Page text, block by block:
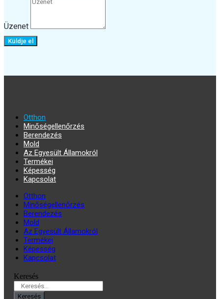
Üzenet
Küldje el
Otthon
Minőségellenőrzés
Berendezés
Mold
Az Egyesült Államokról
Termékei
Képesség
Kapcsolat
Otthon
Minőségellenőrzés
Berendezés
Mold
Az Egyesült Államokról
Termékei
Képesség
Kapcsolat
Keresés
Keresés